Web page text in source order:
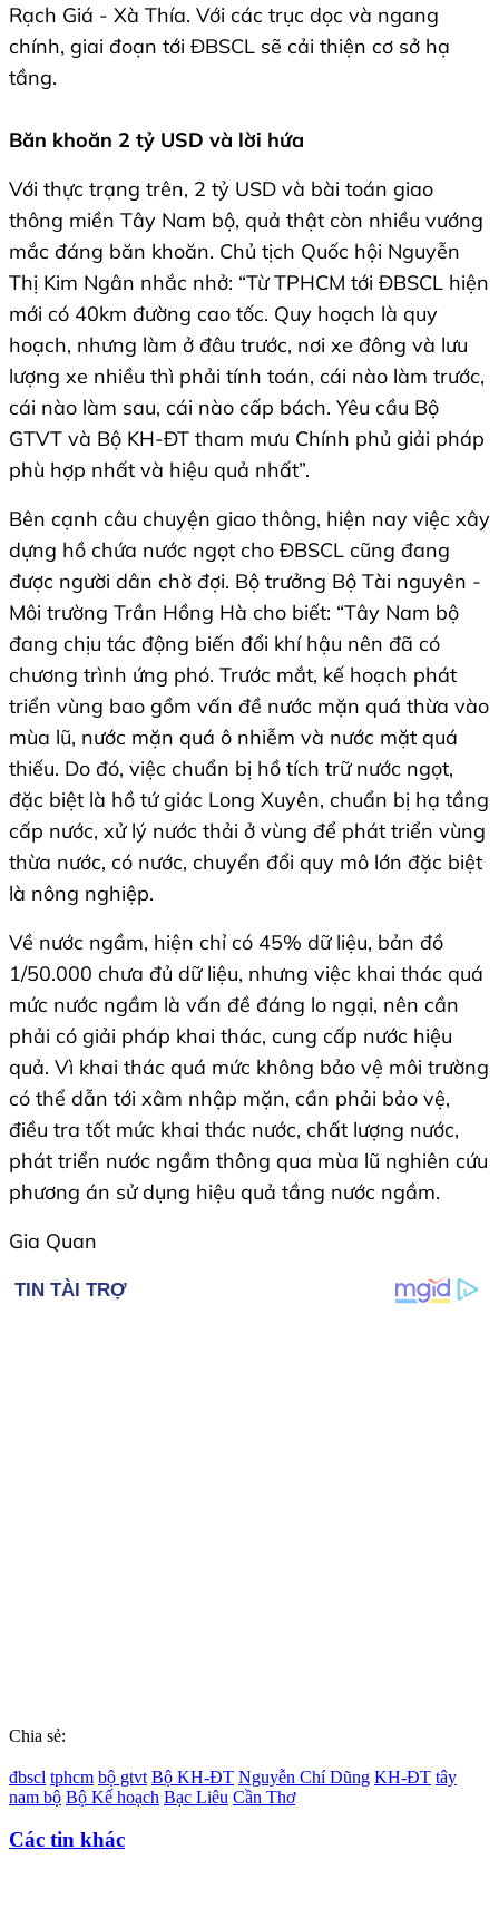
Rạch Giá - Xà Thía. Với các trục dọc và ngang
chính, giai đoạn tới ĐBSCL sẽ cải thiện cơ sở hạ
tầng.
Băn khoăn 2 tỷ USD và lời hứa
Với thực trạng trên, 2 tỷ USD và bài toán giao
thông miền Tây Nam bộ, quả thật còn nhiều vướng
mắc đáng băn khoăn. Chủ tịch Quốc hội Nguyễn
Thị Kim Ngân nhắc nhở: “Từ TPHCM tới ĐBSCL hiện
mới có 40km đường cao tốc. Quy hoạch là quy
hoạch, nhưng làm ở đâu trước, nơi xe đông và lưu
lượng xe nhiều thì phải tính toán, cái nào làm trước,
cái nào làm sau, cái nào cấp bách. Yêu cầu Bộ
GTVT và Bộ KH-ĐT tham mưu Chính phủ giải pháp
phù hợp nhất và hiệu quả nhất”.
Bên cạnh câu chuyện giao thông, hiện nay việc xây
dựng hồ chứa nước ngọt cho ĐBSCL cũng đang
được người dân chờ đợi. Bộ trưởng Bộ Tài nguyên -
Môi trường Trần Hồng Hà cho biết: “Tây Nam bộ
đang chịu tác động biến đổi khí hậu nên đã có
chương trình ứng phó. Trước mắt, kế hoạch phát
triển vùng bao gồm vấn đề nước mặn quá thừa vào
mùa lũ, nước mặn quá ô nhiễm và nước mặt quá
thiếu. Do đó, việc chuẩn bị hồ tích trữ nước ngọt,
đặc biệt là hồ tứ giác Long Xuyên, chuẩn bị hạ tầng
cấp nước, xử lý nước thải ở vùng để phát triển vùng
thừa nước, có nước, chuyển đổi quy mô lớn đặc biệt
là nông nghiệp.
Về nước ngầm, hiện chỉ có 45% dữ liệu, bản đồ
1/50.000 chưa đủ dữ liệu, nhưng việc khai thác quá
mức nước ngầm là vấn đề đáng lo ngại, nên cần
phải có giải pháp khai thác, cung cấp nước hiệu
quả. Vì khai thác quá mức không bảo vệ môi trường
có thể dẫn tới xâm nhập mặn, cần phải bảo vệ,
điều tra tốt mức khai thác nước, chất lượng nước,
phát triển nước ngầm thông qua mùa lũ nghiên cứu
phương án sử dụng hiệu quả tầng nước ngầm.
Gia Quan
Chia sẻ:
đbscl tphcm bộ gtvt Bộ KH-ĐT Nguyễn Chí Dũng KH-ĐT tây
nam bộ Bộ Kế hoạch Bạc Liêu Cần Thơ
Các tin khác